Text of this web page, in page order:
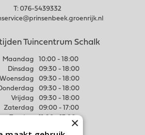
T: 076-5439332
Tuincentrum Schalk
Maandag
10:00 - 18:00
Dinsdag
09:30 - 18:00
Woensdag
09:30 - 18:00
09:30 - 18:00
Vrijdag
09:30 - 18:00
Zaterdag
09:00 - 17:00
×